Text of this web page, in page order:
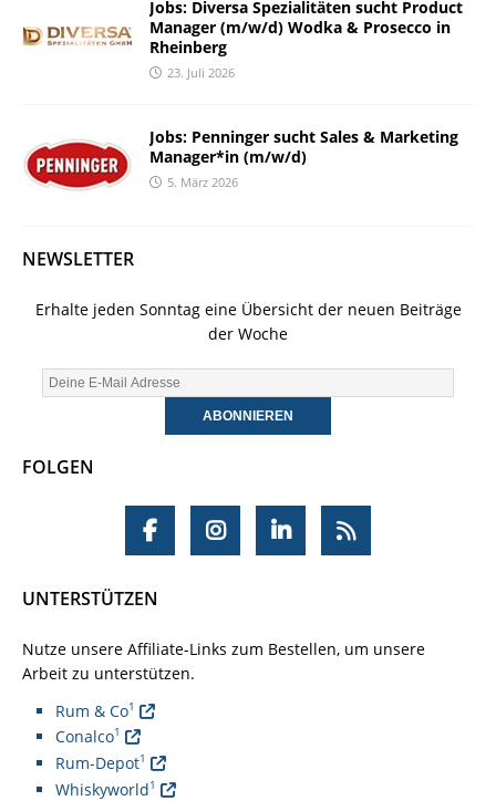
Jobs: Diversa Spezialitäten sucht Product
Manager (m/w/d) Wodka & Prosecco in
Rheinberg
23. Juli 2026
Jobs: Penninger sucht Sales & Marketing
Manager*in (m/w/d)
5. März 2026
NEWSLETTER
Erhalte jeden Sonntag eine Übersicht der neuen Beiträge
der Woche
FOLGEN
UNTERSTÜTZEN
Nutze unsere Affiliate-Links zum Bestellen, um unsere
Arbeit zu unterstützen.
Rum & Co1
Conalco1
Rum-Depot1
Whiskyworld1